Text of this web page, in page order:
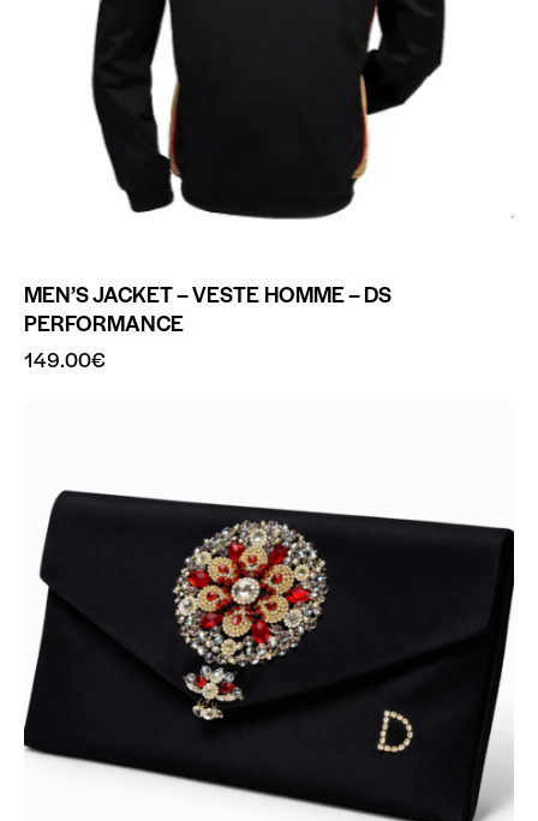
MEN’S JACKET – VESTE HOMME – DS
PERFORMANCE
149.00€